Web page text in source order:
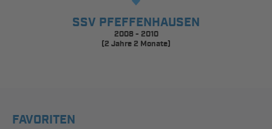
SSV PFEFFENHAUSEN
2008 - 2010
(2 Jahre 2 Monate)
FAVORITEN